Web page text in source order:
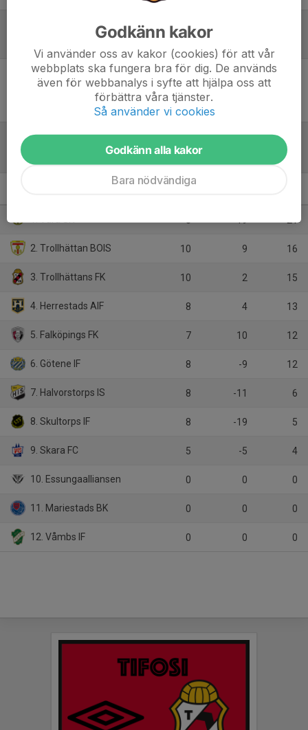
Inget referat skrivet
Tabell
8 19 21
2. Trollhättan BOIS 10 9 16
3. Trollhättans FK 10 2 15
4. Herrestads AIF 8 4 13
5. Falköpings FK 7 10 12
6. Götene IF 8 -9 12
7. Halvorstorps IS 8 -11 6
8. Skultorps IF 8 -19 5
9. Skara FC 5 -5 4
10. Essungaalliansen 0 0 0
11. Mariestads BK 0 0 0
12. Våmbs IF 0 0 0
Godkänn kakor
Vi använder oss av kakor (cookies) för att vår
webbplats ska fungera bra för dig. De används
även för webbanalys i syfte att hjälpa oss att
förbättra våra tjänster.
Så använder vi cookies
Godkänn alla kakor
Bara nödvändiga